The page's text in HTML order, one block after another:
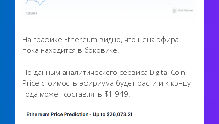
На графике Ethereum видно, что цена эфира
пока находится в боковике.
По данным аналитического сервиса Digital Coin
Price стоимость эфириума будет расти и к концу
года может составлять $1 949.